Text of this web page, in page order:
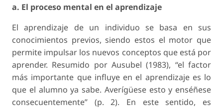
a. El proceso mental en el aprendizaje
El aprendizaje de un individuo se basa en sus
conocimientos previos, siendo estos el motor que
permite impulsar los nuevos conceptos que está por
aprender. Resumido por Ausubel (1983), “el factor
más importante que influye en el aprendizaje es lo
que el alumno ya sabe. Averígüese esto y enséñese
consecuentemente” (p. 2). En este sentido, es